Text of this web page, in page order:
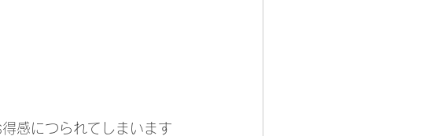
感につられてしまいます